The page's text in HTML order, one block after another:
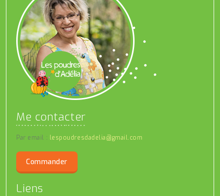
Me contacter
Par email : lespoudresdadelia@gmail.com
Commander
Liens